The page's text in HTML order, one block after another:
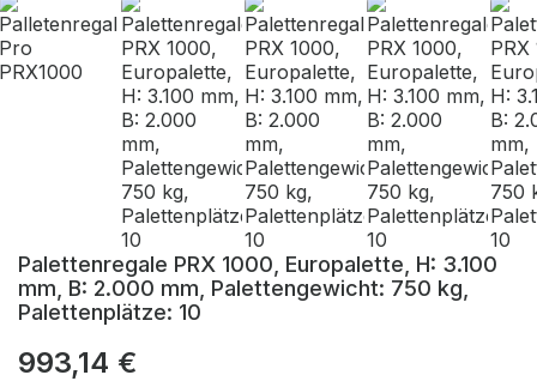
Palettenregale PRX 1000, Europalette, H: 3.100
mm, B: 2.000 mm, Palettengewicht: 750 kg,
Palettenplätze: 10
993,14 €